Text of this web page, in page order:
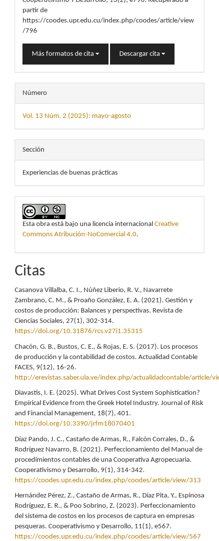
partir de
https://coodes.upr.edu.cu/index.php/coodes/article/view
/796
Más formatos de cita Descargar cita
Número
Vol. 13 Núm. 2 (2025): mayo-agosto
Sección
Experiencias de buenas prácticas
Esta obra está bajo una licencia internacional Creative
Commons Atribución-NoComercial 4.0.
Citas
Casanova Villalba, C. I., Núñez Liberio, R. V., Navarrete
Zambrano, C. M., & Proaño González, E. A. (2021). Gestión y
costos de producción: Balances y perspectivas. Revista de
Ciencias Sociales, 27(1), 302-314.
https://doi.org/10.31876/rcs.v27i1.35315
Chacón, G. B., Bustos, C. E., & Rojas, E. S. (2017). Los procesos
de producción y la contabilidad de costos. Actualidad Contable
FACES, 9(12), 16-26.
http://erevistas.saber.ula.ve/index.php/actualidadcontable/article/
Diavastis, I. E. (2025). What Drives Cost System Sophistication?
Empirical Evidence from the Greek Hotel Industry. Journal of Risk
and Financial Management, 18(7), 401.
https://doi.org/10.3390/jrfm18070401
Díaz Pando, J. C., Castaño de Armas, R., Falcón Corrales, D., &
Rodríguez Navarro, B. (2021). Perfeccionamiento del Manual de
procedimientos contables de una Cooperativa Agropecuaria.
Cooperativismo y Desarrollo, 9(1), 314-342.
https://coodes.upr.edu.cu/index.php/coodes/article/view/313
Hernández Pérez, Z., Castaño de Armas, R., Díaz Pita, Y., Espinosa
Rodríguez, E. R., & Poo Sobrino, Z. (2023). Perfeccionamiento
del sistema de costos en los procesos de captura en empresas
pesqueras. Cooperativismo y Desarrollo, 11(1), e567.
https://coodes.upr.edu.cu/index.php/coodes/article/view/567